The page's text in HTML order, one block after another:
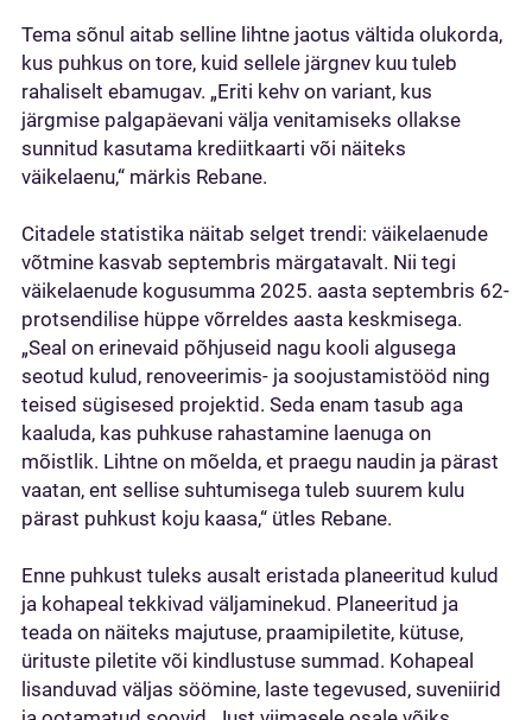
Tema sõnul aitab selline lihtne jaotus vältida olukorda,
kus puhkus on tore, kuid sellele järgnev kuu tuleb
rahaliselt ebamugav. „Eriti kehv on variant, kus
järgmise palgapäevani välja venitamiseks ollakse
sunnitud kasutama krediitkaarti või näiteks
väikelaenu,“ märkis Rebane.
Citadele statistika näitab selget trendi: väikelaenude
võtmine kasvab septembris märgatavalt. Nii tegi
väikelaenude kogusumma 2025. aasta septembris 62-
protsendilise hüppe võrreldes aasta keskmisega.
„Seal on erinevaid põhjuseid nagu kooli algusega
seotud kulud, renoveerimis- ja soojustamistööd ning
teised sügisesed projektid. Seda enam tasub aga
kaaluda, kas puhkuse rahastamine laenuga on
mõistlik. Lihtne on mõelda, et praegu naudin ja pärast
vaatan, ent sellise suhtumisega tuleb suurem kulu
pärast puhkust koju kaasa,“ ütles Rebane.
Enne puhkust tuleks ausalt eristada planeeritud kulud
ja kohapeal tekkivad väljaminekud. Planeeritud ja
teada on näiteks majutuse, praamipiletite, kütuse,
ürituste piletite või kindlustuse summad. Kohapeal
lisanduvad väljas söömine, laste tegevused, suveniirid